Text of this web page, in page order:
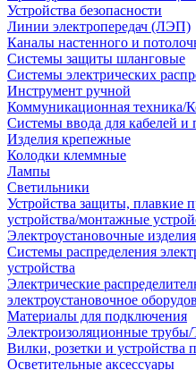
Устройства безопасности
Линии электропередач (ЛЭП)
Каналы настенного и
Системы защиты шланговые
Системы электрических
Инструмент ручной
Коммуникационная техника/
Системы ввода для кабелей и
Изделия крепежные
Колодки клеммные
Лампы
Светильники
Устройства защиты, плавкие
устройства/монтажные
Электроустановочные изделия
Системы распределения
устройства
Электрические
электроустановочное
Материалы для подключения
Электроизоляционные
Вилки, розетки и
Осветительные аксессуары